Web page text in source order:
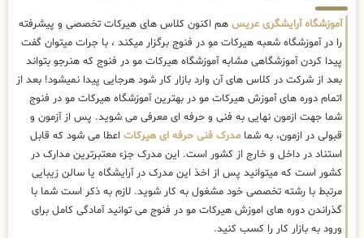
آموزشگاه آرایشگری عریس هم اکنون کلاس های هیرکات تخصصی و پیشرفته
را در آموزشگاه شعبه هیرکات مو در فنوج برگزار میکند ، با جرات میتوان گفت
پیدا کردن آموزشگاهی مشابه آموزشگاه هیرکات مو در فنوج که هنرجو بتواند
بعد از شرکت در کلاس های آن وارد بازار کار شود هرجایی پیدا نمیشود! بعد از
اتمام دوره های آموزش هیرکات مو در بهترین آموزشگاه هیرکات مو در فنوج
شما جهت ازمون نهایی به فنی و حرفه ای معرفی می شوید. پس از آزمون و
قبولی در ازمون، به شما مدرک فنی حرفه ای هیرکات اعطا می شود که قابل
استناد در داخل و خارج از کشور است. این مدرک جزء معتبرترین مدارک در
کشور است که میتوانید پس از اخذ این مدرک در آرایشگاه یا سالن زیبایی
مرتبط با رشته تخصصی خود مشغول به کار شوید. لازم به ذکر است شما با
گذراندن دوره های اموزش هیرکات مو در فنوج می توانید آمادگی کامل برای
ورود به بازار کار را کسب کنید.